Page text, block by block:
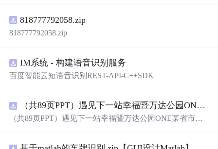
含光伏阵列、Boost型DC-DC变换器、双向DC-DC变换器
与锂离子电池储能系统的完整拓扑结构，结合光伏最大功
架构，集成电压外环与电流内环双闭环控制策略，确保在
光照强度波动、负载突变等动态工况下维持母线电压稳
定。在Simulink环境中搭建全系统仿真模型，验证了控制策
在无外部电网支撑下的自主运行能力和电能质量水平。; 适
合人群：具备电力电子、自动控制与新能源系统基础知识
的电气工程及相关专业研究生、科研人员，以及从事光伏
景及目标：①用于教学与科研中离网型光伏直流微网系统
818777792058.zip
818777792058.zip
IM系统 - 构建语音识别服务
百度智能云短语音识别REST-API-C++SDK
（共89页PPT）遇见下一站幸福暨万达公园ONE某省市热气球生活艺术节活动策划方案.pptx
（共89页PPT）遇见下一站幸福暨万达公园ONE某省市热